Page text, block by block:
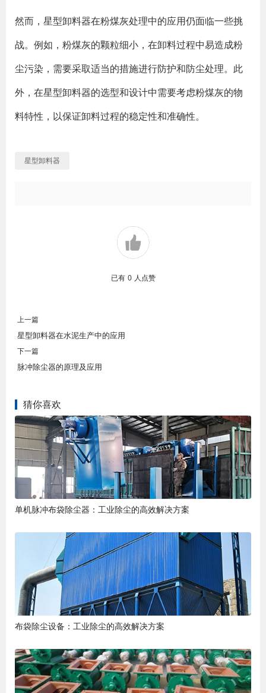
然而，星型卸料器在粉煤灰处理中的应用仍面临一些挑
战。例如，粉煤灰的颗粒细小，在卸料过程中易造成粉
尘污染，需要采取适当的措施进行防护和防尘处理。此
外，在星型卸料器的选型和设计中需要考虑粉煤灰的物
料特性，以保证卸料过程的稳定性和准确性。
星型卸料器
已有 0 人点赞
上一篇
星型卸料器在水泥生产中的应用
下一篇
脉冲除尘器的原理及应用
猜你喜欢
单机脉冲布袋除尘器：工业除尘的高效解决方案
布袋除尘设备：工业除尘的高效解决方案